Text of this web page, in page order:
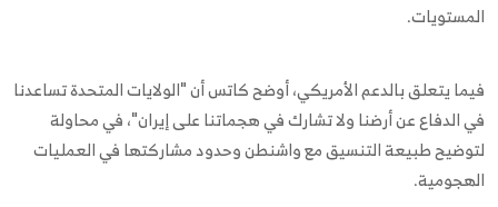
المستويات.
فيما يتعلق بالدعم الأمريكي، أوضح كاتس أن "الولايات المتحدة تساعدنا
في الدفاع عن أرضنا ولا تشارك في هجماتنا على إيران"، في محاولة
لتوضيح طبيعة التنسيق مع واشنطن وحدود مشاركتها في العمليات
الهجومية.